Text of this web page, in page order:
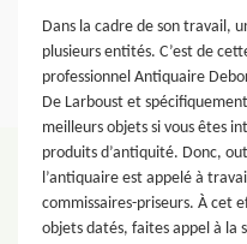
Dans la cadre de son travail,
plusieurs entités. C’est de
professionnel Antiquaire
De Larboust et
meilleurs objets si vous êtes
produits d’antiquité. Donc,
l’antiquaire est appelé à
commissaires-priseurs. À cet
objets datés, faites appel à la